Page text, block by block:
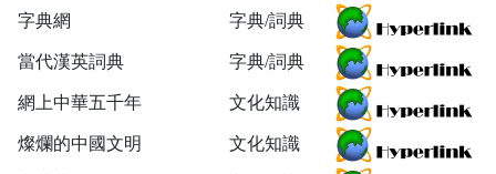
字典網 字典/詞典
當代漢英詞典 字典/詞典
網上中華五千年 文化知識
燦爛的中國文明 文化知識